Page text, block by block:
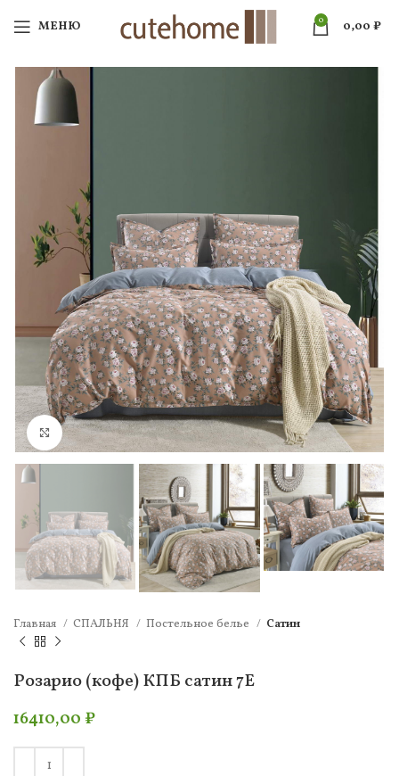
МЕНЮ 0 0,00 ₽
Нажмите, чтобы увеличить
Главная СПАЛЬНЯ Постельное белье Сатин
Розарио (кофе) КПБ сатин 7Е
16410,00 ₽